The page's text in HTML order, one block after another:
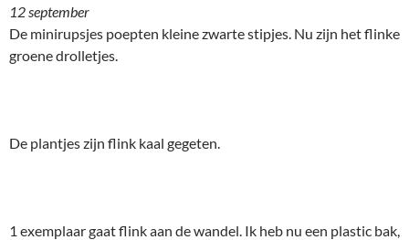
12 september
De minirupsjes poepten kleine zwarte stipjes. Nu zijn het flinke
groene drolletjes.
De plantjes zijn flink kaal gegeten.
1 exemplaar gaat flink aan de wandel. Ik heb nu een plastic bak,